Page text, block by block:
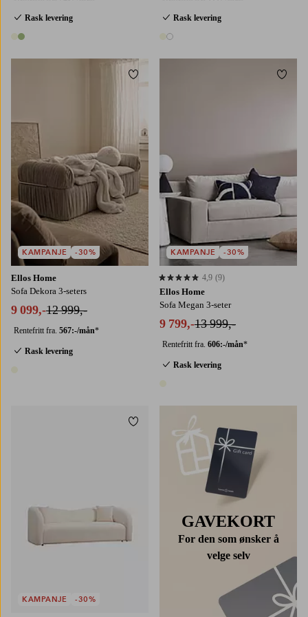
Rask levering
2 farger
Rask levering
2 farger
Ellos Home
Sofa Dekora 3-seters
9 099,-12 999,-
Rentefritt fra. 567:-/mån*
Rask levering
KAMPANJE -30%
Legg til favoritter
Ellos Home
Sofa Megan 3-seter
9 799,-13 999,-
Rentefritt fra. 606:-/mån*
Rask levering
4,9 basert på 9 karaktergivninger
4,9 (9)
KAMPANJE -30%
KAMPANJE -30%
Legg til favoritter
GAVEKORT
For den som ønsker å
velge selv